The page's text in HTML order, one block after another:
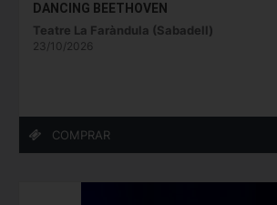
DANCING BEETHOVEN
Teatre La Faràndula (Sabadell)
23/10/2026